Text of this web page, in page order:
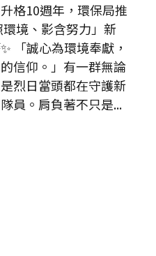
格10週年，環保局推
境、影含努力」新
「誠心為環境奉獻，
信仰。」有一群無論
烈日當頭都在守護新
員。肩負著不只是...